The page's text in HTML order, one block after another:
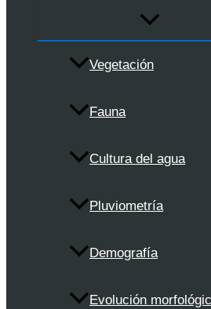
Vegetación
Fauna
Cultura del agua
Pluviometría
Demografía
Evolución